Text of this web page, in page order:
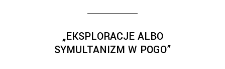
„EKSPLORACJE ALBO
SYMULTANIZM W POGO”